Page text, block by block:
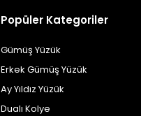
Popüler Kategoriler
Gümüş Yüzük
Erkek Gümüş Yüzük
Ay Yıldız Yüzük
Dualı Kolye